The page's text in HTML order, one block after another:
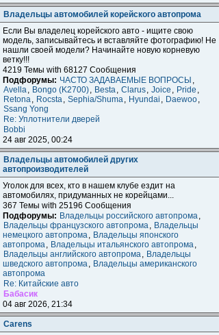
Владельцы автомобилей корейского автопрома
Если Вы владелец корейского авто - ищите свою
модель, записывайтесь и вставляйте фотографию! Не
нашли своей модели? Начинайте новую корневую
ветку!!!
4219 Темы with 68127 Сообщения
Подфорумы: ЧАСТО ЗАДАВАЕМЫЕ ВОПРОСЫ ,
Avella, Bongo (K2700), Besta, Clarus, Joice , Pride ,
Retona, Rocsta, Sephia/Shuma, Hyundai , Daewoo,
Ssang Yong
Re: Уплотнители дверей
Bobbi
24 авг 2025, 00:24
Владельцы автомобилей других
автопроизводителей
Уголок для всех, кто в нашем клубе ездит на
автомобилях, придуманных не корейцами...
367 Темы with 25196 Сообщения
Подфорумы: Владельцы российского автопрома,
Владельцы французского автопрома, Владельцы
немецкого автопрома, Владельцы японского
автопрома, Владельцы итальянского автопрома,
Владельцы английского автопрома, Владельцы
шведского автопрома, Владельцы американского
автопрома
Re: Китайские авто
Бабасик
04 авг 2026, 21:34
Carens